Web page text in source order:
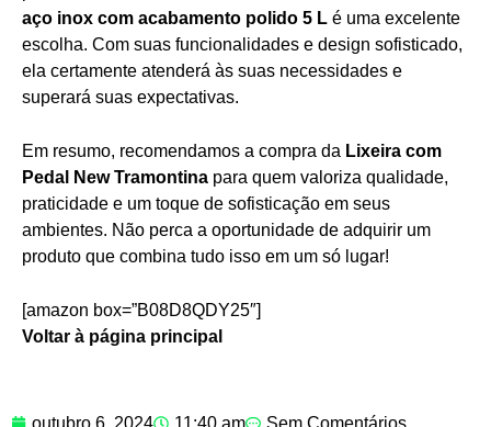
aço inox com acabamento polido 5 L é uma excelente
escolha. Com suas funcionalidades e design sofisticado,
ela certamente atenderá às suas necessidades e
superará suas expectativas.
Em resumo, recomendamos a compra da Lixeira com
Pedal New Tramontina para quem valoriza qualidade,
praticidade e um toque de sofisticação em seus
ambientes. Não perca a oportunidade de adquirir um
produto que combina tudo isso em um só lugar!
[amazon box=”B08D8QDY25″]
Voltar à página principal
outubro 6, 2024 11:40 am Sem Comentários